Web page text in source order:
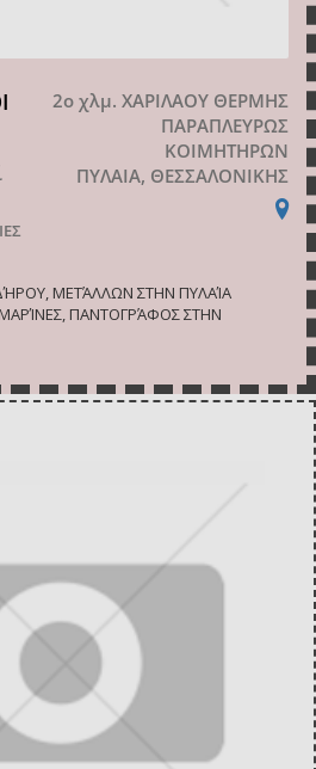
2ο χλμ. ΧΑΡΙΛΑΟΥ ΘΕΡΜΗΣ
ΠΑΡΑΠΛΕΥΡΩΣ
ΚΟΙΜΗΤΗΡΩΝ
ΠΥΛΑΙΑ, ΘΕΣΣΑΛΟΝΙΚΗΣ
ΜΕΤΆΛΛΩΝ ΣΤΗΝ ΠΥΛΑΊΑ
ΠΑΝΤΟΓΡΆΦΟΣ ΣΤΗΝ